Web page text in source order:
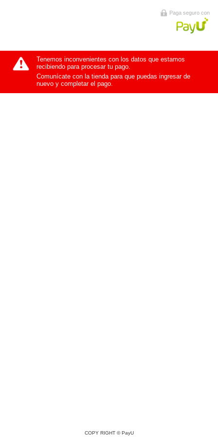
Paga seguro con
Tenemos inconvenientes con los datos que estamos
recibiendo para procesar tu pago.
Comunícate con la tienda para que puedas ingresar de
nuevo y completar el pago.
COPY RIGHT ©PayU